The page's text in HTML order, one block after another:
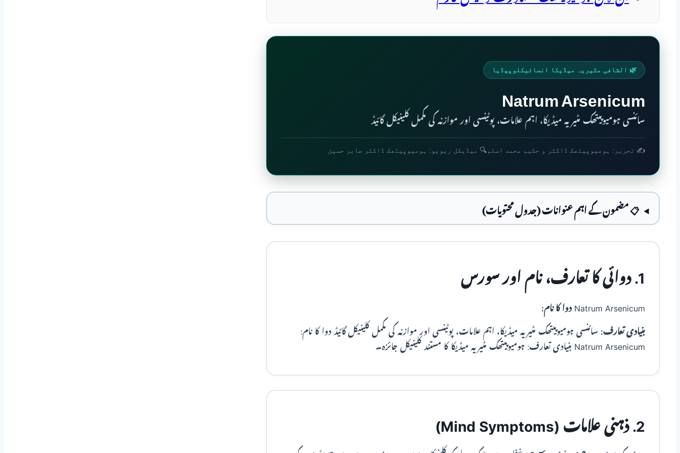
🌿 الشافی مٹیریہ میڈیکا انسائیکلوپیڈیا
Natrum Arsenicum
سائنسی ہومیوپیتھک مٹیریہ میڈیکا، اہم علامات، پوٹینسی اور موازنہ کی مکمل کلینیکل گائیڈ
✍️ تحریر: ہومیوپیتھک ڈاکٹر و حکیم محمد اسلم🔍 میڈیکل ریویو: ہومیوپیتھک ڈاکٹر صابر حسین
📋 مضمون کے اہم عنوانات (جدول محتویات)
1. دوائی کا تعارف، نام اور سورس
دوا کا نام:Natrum Arsenicum
بنیادی تعارف: سائنسی ہومیوپیتھک مٹیریہ میڈیکا، اہم علامات، پوٹینسی اور موازنہ کی مکمل کلینیکل گائیڈ دوا کا نام:
Natrum Arsenicum بنیادی تعارف: ہومیوپیتھک مٹیریہ میڈیکا کا مستند کلینیکل جائزہ۔
2. ذہنی علامات (Mind Symptoms)